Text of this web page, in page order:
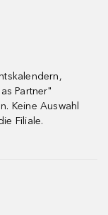
Partner"
Keine Auswahl
Filiale.